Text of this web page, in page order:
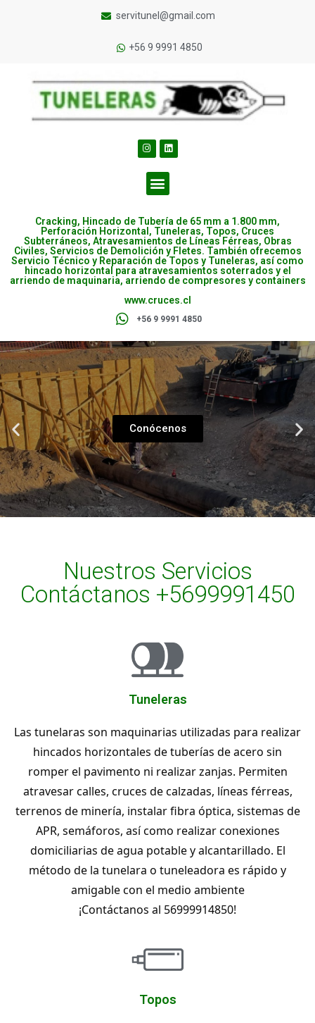
servitunel@gmail.com
+56 9 9991 4850
Cracking, Hincado de Tubería de 65 mm a 1.800 mm,
Perforación Horizontal, Tuneleras, Topos, Cruces
Subterráneos, Atravesamientos de Líneas Férreas, Obras
Civiles, Servicios de Demolición y Fletes. También ofrecemos
Servicio Técnico y Reparación de Topos y Tuneleras, así como
hincado horizontal para atravesamientos soterrados y el
arriendo de maquinaria, arriendo de compresores y containers
www.cruces.cl
+56 9 9991 4850
Conócenos
Nuestros Servicios
Contáctanos +5699991450
Tuneleras
Las tunelaras son maquinarias utilizadas para realizar
hincados horizontales de tuberías de acero sin
romper el pavimento ni realizar zanjas. Permiten
atravesar calles, cruces de calzadas, líneas férreas,
terrenos de minería, instalar fibra óptica, sistemas de
APR, semáforos, así como realizar conexiones
domiciliarias de agua potable y alcantarillado. El
método de la tunelara o tuneleadora es rápido y
amigable con el medio ambiente
¡Contáctanos al 56999914850!
Topos